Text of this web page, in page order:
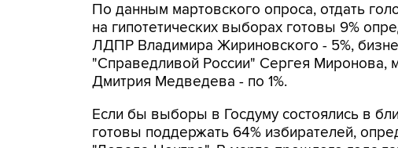
По данным мартовского опроса, отдать
на гипотетических выборах готовы 9%
ЛДПР Владимира Жириновского - 5%,
"Справедливой России" Сергея
Дмитрия Медведева - по 1%.
Если бы выборы в Госдуму состоялись в
готовы поддержать 64% избирателей,